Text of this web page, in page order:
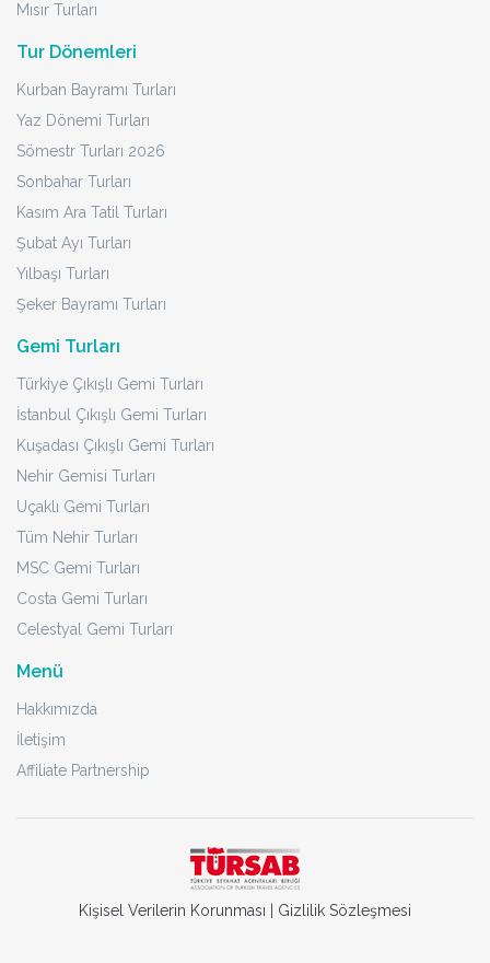
Mısır Turları
Tur Dönemleri
Kurban Bayramı Turları
Yaz Dönemi Turları
Sömestr Turları 2026
Sonbahar Turları
Kasım Ara Tatil Turları
Şubat Ayı Turları
Yılbaşı Turları
Şeker Bayramı Turları
Gemi Turları
Türkiye Çıkışlı Gemi Turları
İstanbul Çıkışlı Gemi Turları
Kuşadası Çıkışlı Gemi Turları
Nehir Gemisi Turları
Uçaklı Gemi Turları
Tüm Nehir Turları
MSC Gemi Turları
Costa Gemi Turları
Celestyal Gemi Turları
Menü
Hakkımızda
İletişim
Affiliate Partnership
Kişisel Verilerin Korunması Gizlilik Sözleşmesi